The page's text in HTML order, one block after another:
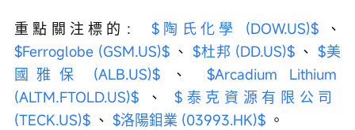
重點關注標的： $陶氏化學 (DOW.US)$ 、
$Ferroglobe (GSM.US)$ 、 $杜邦 (DD.US)$ 、 $美
國雅保 (ALB.US)$ 、 $Arcadium Lithium
(ALTM.FTOLD.US)$ 、 $泰克資源有限公司
(TECK.US)$ 、 $洛陽鉬業 (03993.HK)$ 。